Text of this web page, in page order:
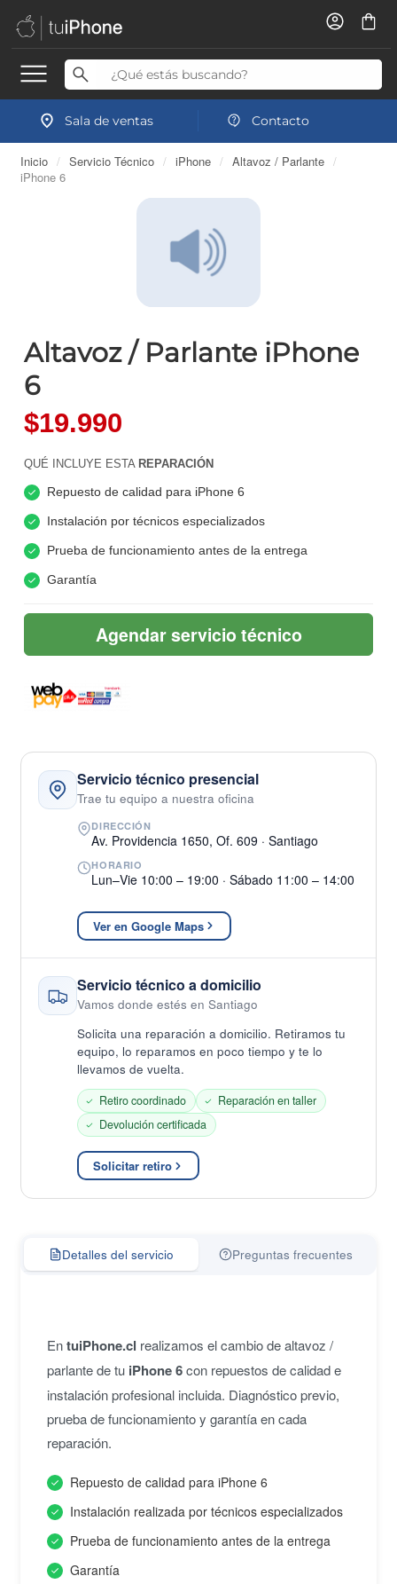
Sala de ventas Contacto
Inicio / Servicio Técnico / iPhone / Altavoz / Parlante /
iPhone 6
Altavoz / Parlante iPhone
6
$19.990
QUÉ INCLUYE ESTA REPARACIÓN
Repuesto de calidad para iPhone 6
Instalación por técnicos especializados
Prueba de funcionamiento antes de la entrega
Garantía
Agendar servicio técnico
Servicio técnico presencial
Trae tu equipo a nuestra oficina
DIRECCIÓN
Av. Providencia 1650, Of. 609 · Santiago
HORARIO
Lun–Vie 10:00 – 19:00 · Sábado 11:00 – 14:00
Ver en Google Maps
Servicio técnico a domicilio
Vamos donde estés en Santiago
Solicita una reparación a domicilio. Retiramos tu
equipo, lo reparamos en poco tiempo y te lo
llevamos de vuelta.
Retiro coordinado
Reparación en taller
Devolución certificada
Solicitar retiro
Detalles del servicio Preguntas frecuentes
EntuiPhone.cl realizamos el cambio de altavoz /
parlante de tu iPhone 6con repuestos de calidad e
instalación profesional incluida. Diagnóstico previo,
prueba de funcionamiento y garantía en cada
reparación.
Repuesto de calidad para iPhone 6
Instalación realizada por técnicos especializados
Prueba de funcionamiento antes de la entrega
Garantía